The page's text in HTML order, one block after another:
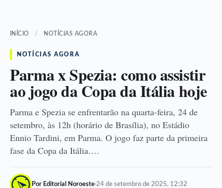
INÍCIO / NOTÍCIAS AGORA
NOTÍCIAS AGORA
Parma x Spezia: como assistir
ao jogo da Copa da Itália hoje
Parma e Spezia se enfrentarão na quarta-feira, 24 de
setembro, às 12h (horário de Brasília), no Estádio
Ennio Tardini, em Parma. O jogo faz parte da primeira
fase da Copa da Itália.…
Por Editorial Noroeste·24 de setembro de 2025, 12:32